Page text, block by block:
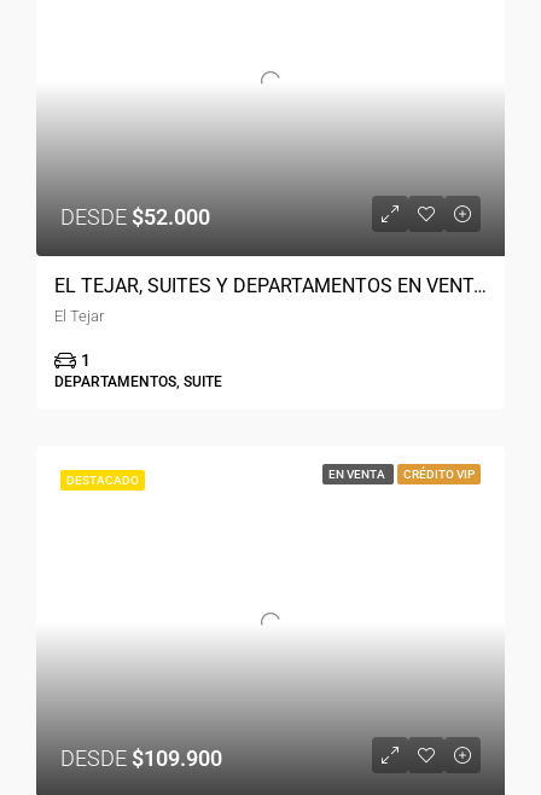
DESDE $52.000
EL TEJAR, SUITES Y DEPARTAMENTOS EN VENTA EN CUENCA HERMOSOS
El Tejar
1
DEPARTAMENTOS, SUITE
DESTACADO EN VENTA CRÉDITO VIP
DESDE $109.900